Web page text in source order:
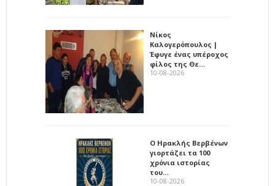
Νίκος
Καλογερόπουλος |
Έφυγε ένας υπέροχος
φίλος της Θε…
10-08-2026
Ο Ηρακλής Βερβένων
γιορτάζει τα 100
χρόνια ιστορίας
του…
10-08-2026